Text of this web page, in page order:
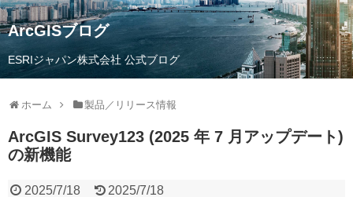
ArcGISブログ
ESRIジャパン株式会社 公式ブログ
ホーム 製品／リリース情報
ArcGIS Survey123 (2025 年 7 月アップデート)
の新機能
2025/7/18
2025/7/18